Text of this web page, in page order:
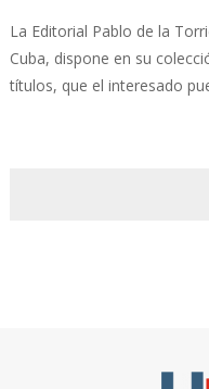
La Editorial Pablo de la
Cuba, dispone en su
títulos, que el interesado